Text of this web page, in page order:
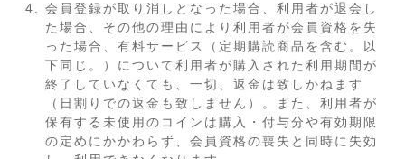
会員登録が取り消しとなった場合、利用者が退会し
た場合、その他の理由により利用者が会員資格を失
った場合、有料サービス（定期購読商品を含む。以
下同じ。）について利用者が購入された利用期間が
終了していなくても、一切、返金は致しかねます
（日割りでの返金も致しません）。また、利用者が
保有する未使用のコインは購入・付与分や有効期限
の定めにかかわらず、会員資格の喪失と同時に失効